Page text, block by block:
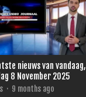
nieuws van vandaag,
8 November 2025
· 9 months ago